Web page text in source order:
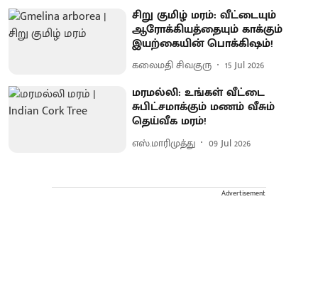
சிறு குமிழ் மரம்: வீட்டையும்
ஆரோக்கியத்தையும் காக்கும்
இயற்கையின் பொக்கிஷம்!
கலைமதி சிவகுரு 15 Jul 2026
மரமல்லி: உங்கள் வீட்டை
சுபிட்சமாக்கும் மணம் வீசும்
தெய்வீக மரம்!
எஸ்.மாரிமுத்து 09 Jul 2026
Advertisement